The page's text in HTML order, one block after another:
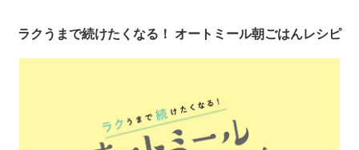
ラクうまで続けたくなる！ オートミール朝ごはんレシピ